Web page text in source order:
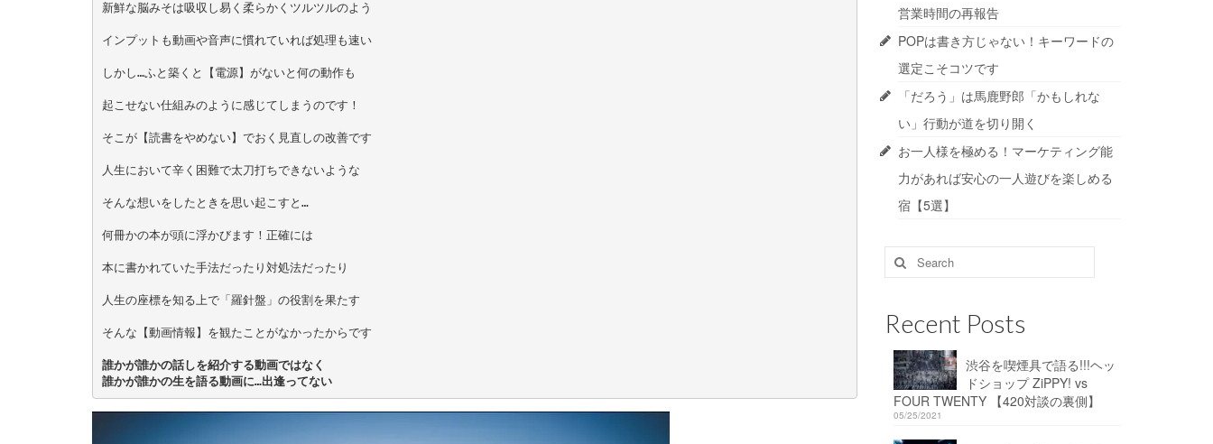
新鮮な脳みそは吸収し易く柔らかくツルツルのよう
インプットも動画や音声に慣れていれば処理も速い
しかし…ふと築くと【電源】がないと何の動作も
起こせない仕組みのように感じてしまうのです！
そこが【読書をやめない】でおく見直しの改善です
人生において辛く困難で太刀打ちできないような
そんな想いをしたときを思い起こすと…
何冊かの本が頭に浮かびます！正確には
本に書かれていた手法だったり対処法だったり
人生の座標を知る上で「羅針盤」の役割を果たす
そんな【動画情報】を観たことがなかったからです
誰かが誰かの話しを紹介する動画ではなく
誰かが誰かの生を語る動画に…出逢ってない
営業時間の再報告
POPは書き方じゃない！キーワードの
選定こそコツです
「だろう」は馬鹿野郎「かもしれな
い」行動が道を切り開く
お一人様を極める！マーケティング能
力があれば安心の一人遊びを楽しめる
宿【5選】
Search
for:
Recent Posts
渋谷を喫煙具で語る!!!ヘッ
ドショップ ZiPPY! vs
FOUR TWENTY 【420対談の裏側】
05/25/2021